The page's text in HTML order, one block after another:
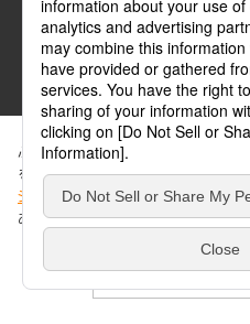
ABJマークは、この電子書店・電子書籍配信
得た正規版配信サービスであることを示す
ABJマークの詳細、ABJマークを掲示してい
ぶんか社が運営するサイトでは、利
を使用しています。 当社のCookieに
シー
」をご覧ください。当サイトで
ありません。